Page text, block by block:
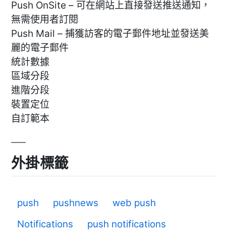
Push OnSite – 可在網站上直接發送推送通知，
無需使用者訂閱
Push Mail – 捕獲訪客的電子郵件地址並發送美
麗的電子郵件
統計數據
區域分段
進階分段
裝置定位
自訂範本
外掛標籤
push pushnews
web push
Notifications
push notifications